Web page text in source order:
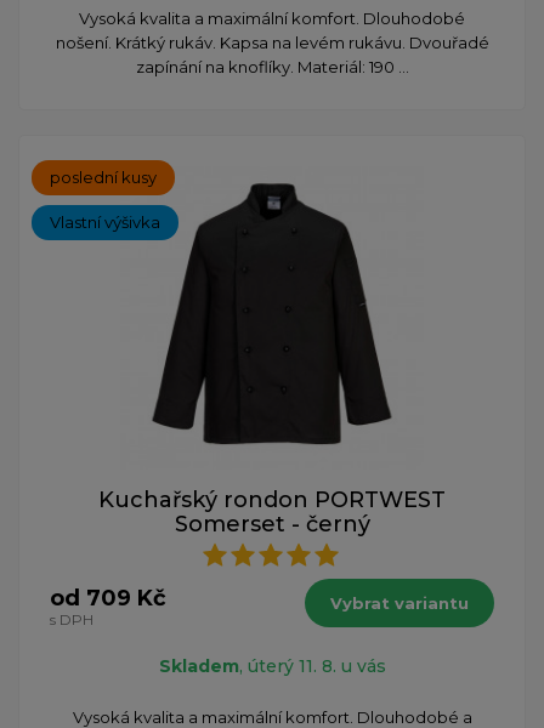
Vysoká kvalita a maximální komfort. Dlouhodobé
nošení. Krátký rukáv. Kapsa na levém rukávu. Dvouřadé
zapínání na knoflíky. Materiál: 190 ...
poslední kusy
Vlastní výšivka
Kuchařský rondon PORTWEST
Somerset - černý
od 709 Kč
s DPH
Vybrat variantu
Skladem, úterý 11. 8. u vás
Vysoká kvalita a maximální komfort. Dlouhodobé a